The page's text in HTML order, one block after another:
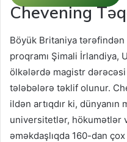
Chevening
Böyük Britaniya
proqramı Şimali İrlandiya,
ölkələrdə magistr
tələbələrə təklif olunur.
ildən artıqdır ki,
universitetlər, hökumətlər
əməkdaşlıqda 160-dan